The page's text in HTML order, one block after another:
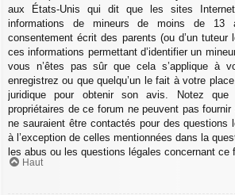
aux États-Unis qui dit que les sites
informations de mineurs de moins de 13
consentement écrit des parents (ou d’un tuteur
ces informations permettant d’identifier un
vous n’êtes pas sûr que cela s’applique à
enregistrez ou que quelqu’un le fait à votre
juridique pour obtenir son avis. Notez
propriétaires de ce forum ne peuvent pas
ne sauraient être contactés pour des questions
à l’exception de celles mentionnées dans la
les abus ou les questions légales concernant ce
Haut